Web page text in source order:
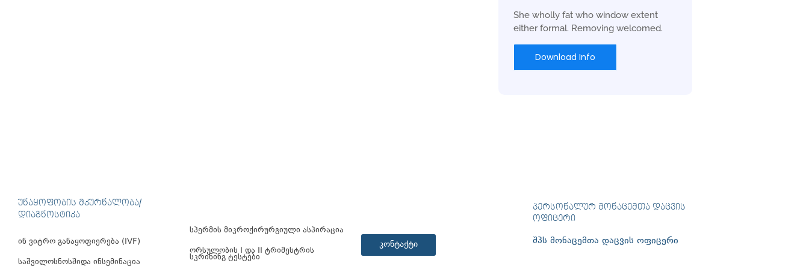
She wholly fat who window extent
either formal. Removing welcomed.
Download Info
ᲣᲜᲐᲧᲝᲤᲝᲑᲘᲡ ᲛᲙᲣᲠᲜᲐᲚᲝᲑᲐ/
ᲓᲘᲐᲒᲜᲝᲡᲢᲘᲙᲐ
ინ ვიტრო განაყოფიერება (IVF)
საშვილოსნოსშიდა ინსემინაცია
სპერმის მიკროქირურგიული ასპირაცია
ორსულობის I და II ტრიმესტრის
სკრინინგ ტესტები
კონტაქტი
ᲞᲔᲠᲡᲝᲜᲐᲚᲣᲠ ᲛᲝᲜᲐᲪᲔᲛᲗᲐ ᲓᲐᲪᲕᲘᲡ
ᲝᲤᲘᲪᲔᲠᲘ
შპს მონაცემთა დაცვის ოფიცერი